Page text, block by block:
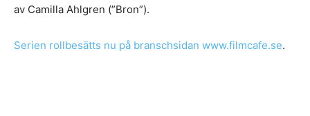
av Camilla Ahlgren (”Bron”).
Serien rollbesätts nu på branschsidan www.filmcafe.se.